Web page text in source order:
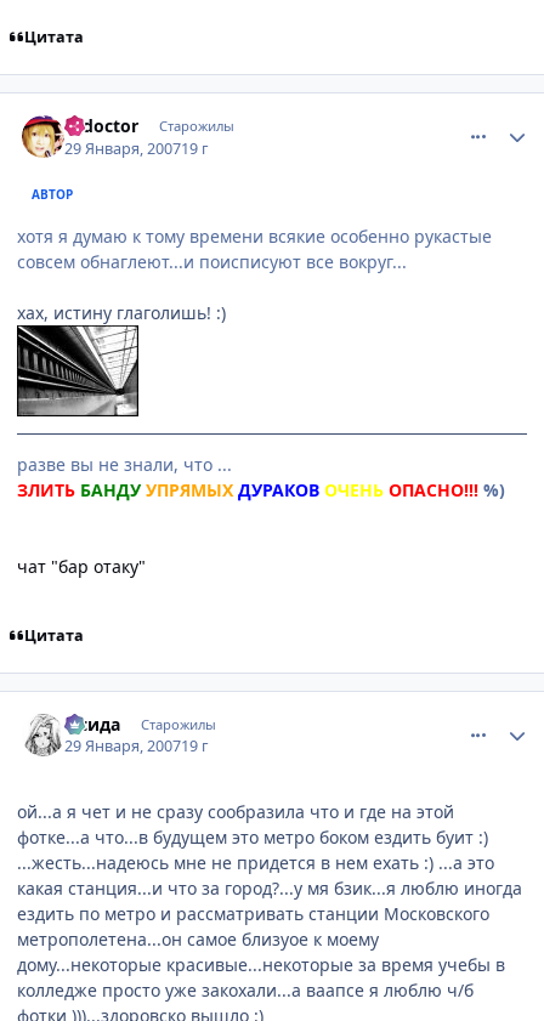
Цитата
k_doctor Старожилы
29 Января, 200719 г
АВТОР
хотя я думаю к тому времени всякие особенно рукастые
совсем обнаглеют...и поисписуют все вокруг...
хах, истину глаголишь! :)
разве вы не знали, что ...
ЗЛИТЬ БАНДУ УПРЯМЫХ ДУРАКОВ ОЧЕНЬ ОПАСНО!!! %)
чат "бар отаку"
Цитата
Исида Старожилы
29 Января, 200719 г
ой...а я чет и не сразу сообразила что и где на этой
фотке...а что...в будущем это метро боком ездить буит :)
...жесть...надеюсь мне не придется в нем ехать :) ...а это
какая станция...и что за город?...у мя бзик...я люблю иногда
ездить по метро и рассматривать станции Московского
метрополетена...он самое близуое к моему
дому...некоторые красивые...некоторые за время учебы в
колледже просто уже закохали...а ваапсе я люблю ч/б
фотки )))...здоровско вышло :)